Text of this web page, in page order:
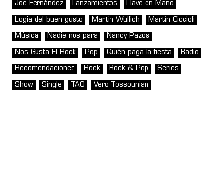
Joe Fernández Lanzamientos Llave en Mano
Logia del buen gusto Martin Wullich Martín Ciccioli
Música Nadie nos para Nancy Pazos
Nos Gusta El Rock Pop Quién paga la fiesta Radio
Recomendaciones Rock Rock & Pop Series
Show Single TAO Vero Tossounian